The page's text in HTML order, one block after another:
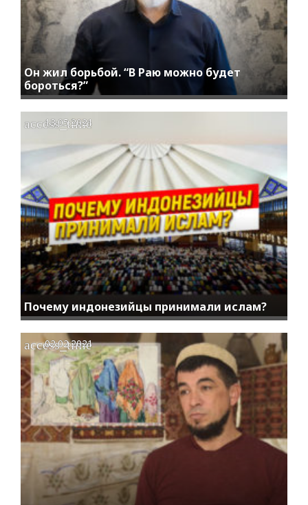
Он жил борьбой. “В Раю можно будет
бороться?”
Почему индонезийцы принимали ислам?
access_time
13.05.2021
access_time
02.02.2021